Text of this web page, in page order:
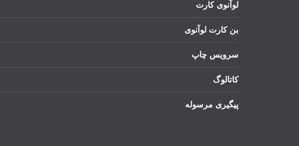
لوآنوی کارت
بن کارت لوآنوی
سرویس چاپ
کاتالوگ
پیگیری مرسوله